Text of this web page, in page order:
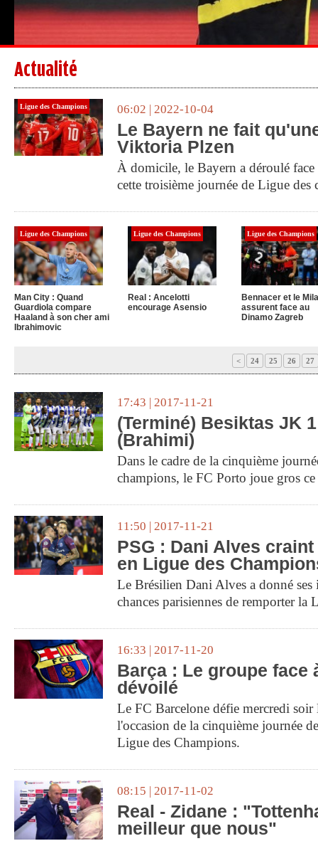
Actualité
Ligue des Champions 06:02 | 2022-10-04
Le Bayern ne fait
Viktoria Plzen
À domicile, le Bayern a déroulé
cette troisième journée de Ligue des
Ligue des Champions
Man City : Quand
Guardiola compare
Haaland à son cher ami
Ibrahimovic
Ligue des Champions
Real : Ancelotti
encourage Asensio
Ligue des Champions
Bennacer et le
assurent face au
Dinamo Zagreb
< 24 25 26 27
17:43 | 2017-11-21
(Terminé) Besiktas JK
(Brahimi)
Dans le cadre de la cinquième
champions, le FC Porto joue gros
11:50 | 2017-11-21
PSG : Dani Alves
en Ligue des
Le Brésilien Dani Alves a donné ses
chances parisiennes de remporter la
16:33 | 2017-11-20
Barça : Le groupe face
dévoilé
Le FC Barcelone défie mercredi soir
l'occasion de la cinquième journée
Ligue des Champions.
08:15 | 2017-11-02
Real - Zidane :
meilleur que nous"